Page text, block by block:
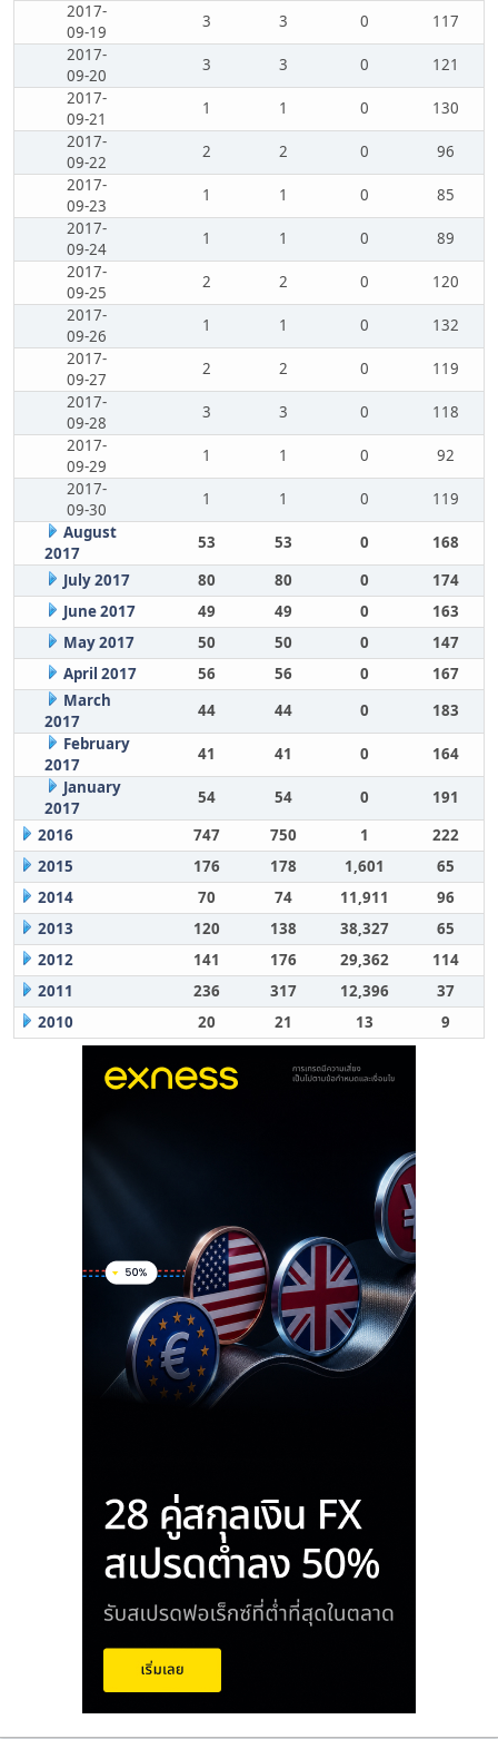
2017-
09-19
3 3 0
117
2017-
09-20
3 3 0
121
2017-
09-21
1 1 0
130
2017-
09-22
2 2 0
96
2017-
09-23
1 1 0
85
2017-
09-24
1 1 0
89
2017-
09-25
2 2 0
120
2017-
09-26
1 1 0
132
2017-
09-27
2 2 0
119
2017-
09-28
3 3 0
118
2017-
09-29
1 1 0
92
2017-
09-30
1 1 0
119
August
2017
53 53 0
168
July 2017
80 80 0
174
June 2017
49 49 0
163
May 2017
50 50 0
147
April 2017
56 56 0
167
March
2017
44 44 0
183
February
2017
41 41 0
164
January
2017
54 54 0
191
2016
747 750 1
222
2015
176 178 1,601
65
2014
70 74 11,911
96
2013
120 138 38,327
65
2012
141 176 29,362
114
2011
236 317 12,396
37
2010
20 21 13 9